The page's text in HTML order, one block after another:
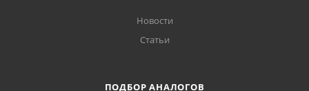
Новости
Статьи
ПОДБОР АНАЛОГОВ